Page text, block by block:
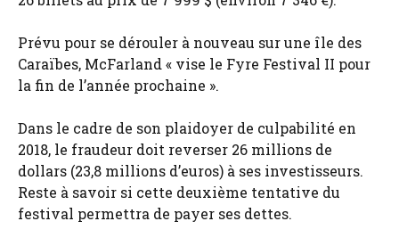
Prévu pour se dérouler à nouveau sur une île des
Caraïbes, McFarland « vise le Fyre Festival II pour
la fin de l’année prochaine ».
Dans le cadre de son plaidoyer de culpabilité en
2018, le fraudeur doit reverser 26 millions de
dollars (23,8 millions d’euros) à ses investisseurs.
Reste à savoir si cette deuxième tentative du
festival permettra de payer ses dettes.